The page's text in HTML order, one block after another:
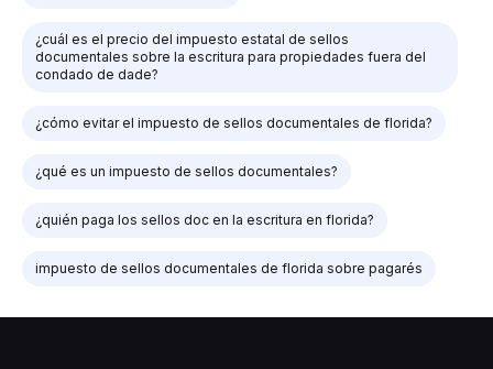
¿cuál es el precio del impuesto estatal de sellos
documentales sobre la escritura para propiedades fuera del
condado de dade?
¿cómo evitar el impuesto de sellos documentales de florida?
¿qué es un impuesto de sellos documentales?
¿quién paga los sellos doc en la escritura en florida?
impuesto de sellos documentales de florida sobre pagarés